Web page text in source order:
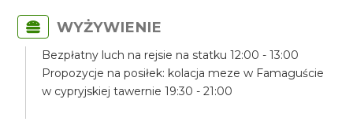
WYŻYWIENIE
Bezpłatny luch na rejsie na statku 12:00 - 13:00
Propozycje na posiłek: kolacja meze w Famaguście
w cypryjskiej tawernie 19:30 - 21:00